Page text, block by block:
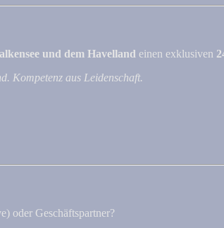
und dem Havelland einen exklusiven
Kompetenz aus Leidenschaft.
oder Geschäftspartner?